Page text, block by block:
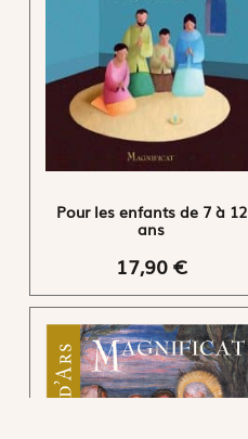
Pour les enfants de 7 à 12
ans
17,90 €